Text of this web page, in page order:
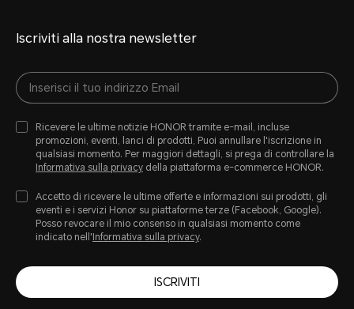
Iscriviti alla nostra newsletter
Ricevere le ultime notizie HONOR tramite e-mail, incluse
promozioni, eventi, lanci di prodotti, Puoi annullare l'iscrizione in
qualsiasi momento. Per maggiori dettagli, si prega di controllare la
Informativa sulla privacy della piattaforma e-commerce HONOR.
Accetto di ricevere le ultime offerte e informazioni sui prodotti, gli
eventi e i servizi Honor su piattaforme terze (Facebook, Google).
Posso revocare il mio consenso in qualsiasi momento come
indicato nell' Informativa sulla privacy.
ISCRIVITI